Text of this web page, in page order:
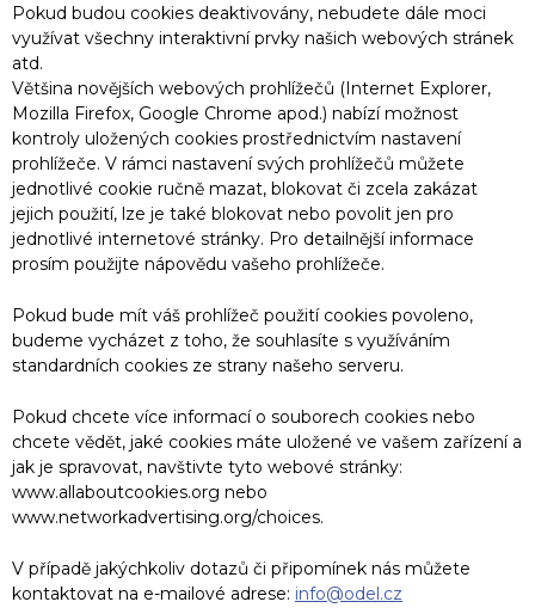
Pokud budou cookies deaktivovány, nebudete dále moci
využívat všechny interaktivní prvky našich webových stránek
atd.
Většina novějších webových prohlížečů (Internet Explorer,
Mozilla Firefox, Google Chrome apod.) nabízí možnost
kontroly uložených cookies prostřednictvím nastavení
prohlížeče. V rámci nastavení svých prohlížečů můžete
jednotlivé cookie ručně mazat, blokovat či zcela zakázat
jejich použití, lze je také blokovat nebo povolit jen pro
jednotlivé internetové stránky. Pro detailnější informace
prosím použijte nápovědu vašeho prohlížeče.
Pokud bude mít váš prohlížeč použití cookies povoleno,
budeme vycházet z toho, že souhlasíte s využíváním
standardních cookies ze strany našeho serveru.
Pokud chcete více informací o souborech cookies nebo
chcete vědět, jaké cookies máte uložené ve vašem zařízení a
jak je spravovat, navštivte tyto webové stránky:
www.allaboutcookies.org nebo
www.networkadvertising.org/choices.
V případě jakýchkoliv dotazů či připomínek nás můžete
kontaktovat na e-mailové adrese: info@odel.cz